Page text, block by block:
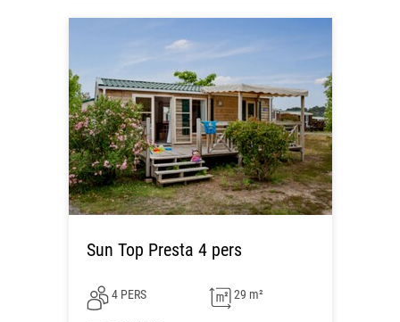
Sun Top Presta 4 pers
4 PERS 29 m²